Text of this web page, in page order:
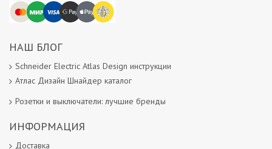
НАШ БЛОГ
Schneider Electric Atlas Design инструкции
Атлас Дизайн Шнайдер каталог
Розетки и выключатели: лучшие бренды
ИНФОРМАЦИЯ
Доставка